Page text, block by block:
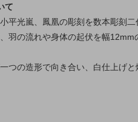
て
平光嵐、鳳凰の彫刻を数本彫刻
羽の流れや身体の起伏を幅12mm
つの造形で向き合い、白仕上げ